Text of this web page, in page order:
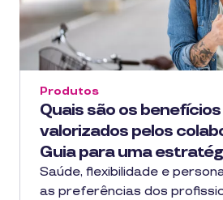
Quais são os
valorizados pelos
Guia para uma
Produtos
Saúde, flexibilidade e
as preferências dos